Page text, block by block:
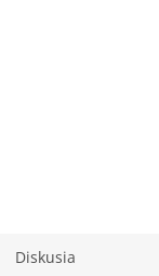
Diskusia